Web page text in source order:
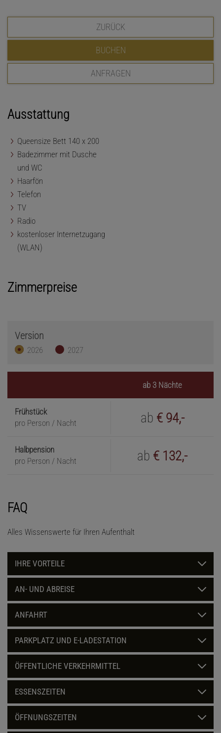
ZURÜCK
BUCHEN
ANFRAGEN
Ausstattung
Queensize Bett 140 x 200
Badezimmer mit Dusche
und WC
Haarfön
Telefon
TV
Radio
kostenloser Internetzugang
(WLAN)
Zimmerpreise
Version
2026 2027
ab 3 Nächte
Frühstück
pro Person / Nacht
ab € 94,-
Halbpension
pro Person / Nacht
ab € 132,-
FAQ
Alles Wissenswerte für Ihren Aufenthalt
IHRE VORTEILE
AN- UND ABREISE
ANFAHRT
PARKPLATZ UND E-LADESTATION
ÖFFENTLICHE VERKEHRMITTEL
ESSENSZEITEN
ÖFFNUNGSZEITEN